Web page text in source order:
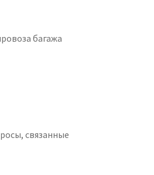
багажа
связанные